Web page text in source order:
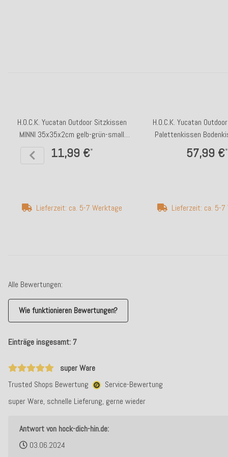
Alle Bewertungen:
Wie funktionieren Bewertungen?
Einträge insgesamt: 7
super Ware
Trusted Shops Bewertung
Service-Bewertung
super Ware, schnelle Lieferung, gerne wieder
Antwort von hock-dich-hin.de:
03.06.2024
H.O.C.K. Yucatan Outdoor Sitzkissen
MINNI 35x35x2cm gelb-grün-small
stripes
11,99 €*
Lieferzeit: ca. 5-7 Werktage
H.O.C.K. Yucatan
Palettenkissen
60x60x10cm ocean
57,99 €*
Lieferzeit: ca. 5-7